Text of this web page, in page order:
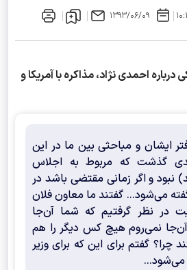
۱۳۹۳/۰۶/۰۹
احمدی نژاد، مذاکره با آمریکا و
ایشان و مباحثی بین ما در این
گذشت که مربوط به اجلاس
و اگر زمانی مقتضی باشد در
می‌شود... گفتند ما معاون فلان
در نظر گرفتیم که شما آن‌جا
نمی‌روم هیچ کس دیگر را هم
چرا؟ گفتم برای این که برای وزیر